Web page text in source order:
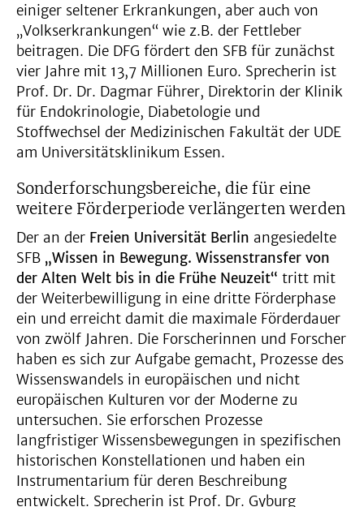
einiger seltener Erkrankungen, aber auch von
„Volkserkrankungen“ wie z.B. der Fettleber
beitragen. Die DFG fördert den SFB für zunächst
vier Jahre mit 13,7 Millionen Euro. Sprecherin ist
Prof. Dr. Dr. Dagmar Führer, Direktorin der Klinik
für Endokrinologie, Diabetologie und
Stoffwechsel der Medizinischen Fakultät der UDE
am Universitätsklinikum Essen.
Sonderforschungsbereiche, die für eine
weitere Förderperiode verlängerten werden
Der an der Freien Universität Berlin angesiedelte
SFB „Wissen in Bewegung. Wissenstransfer von
der Alten Welt bis in die Frühe Neuzeit“ tritt mit
der Weiterbewilligung in eine dritte Förderphase
ein und erreicht damit die maximale Förderdauer
von zwölf Jahren. Die Forscherinnen und Forscher
haben es sich zur Aufgabe gemacht, Prozesse des
Wissenswandels in europäischen und nicht
europäischen Kulturen vor der Moderne zu
untersuchen. Sie erforschen Prozesse
langfristiger Wissensbewegungen in spezifischen
historischen Konstellationen und haben ein
Instrumentarium für deren Beschreibung
entwickelt. Sprecherin ist Prof. Dr. Gyburg